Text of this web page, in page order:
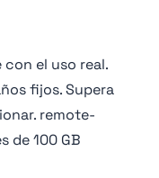
el uso real.
fijos. Supera
remote-
de 100 GB